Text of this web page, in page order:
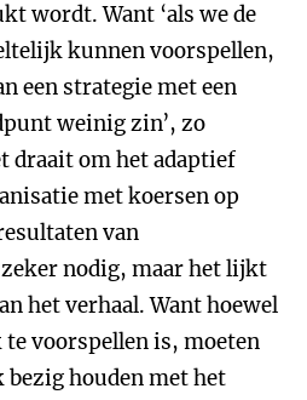
wordt. Want ‘als we de
kunnen voorspellen,
een strategie met een
weinig zin’, zo
draait om het adaptief
met koersen op
van
nodig, maar het lijkt
het verhaal. Want hoewel
voorspellen is, moeten
houden met het